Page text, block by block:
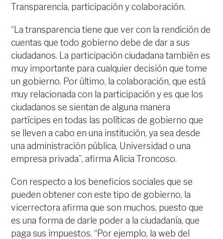
Transparencia, participación y colaboración.
“La transparencia tiene que ver con la rendición de
cuentas que todo gobierno debe de dar a sus
ciudadanos. La participación ciudadana también es
muy importante para cualquier decisión que tome
un gobierno. Por último, la colaboración, que está
muy relacionada con la participación y es que los
ciudadanos se sientan de alguna manera
partícipes en todas las políticas de gobierno que
se lleven a cabo en una institución, ya sea desde
una administración pública, Universidad o una
empresa privada”, afirma Alicia Troncoso.
Con respecto a los beneficios sociales que se
pueden obtener con este tipo de gobierno, la
vicerrectora afirma que son muchos, puesto que
es una forma de darle poder a la ciudadanía, que
paga sus impuestos. “Por ejemplo, la web del